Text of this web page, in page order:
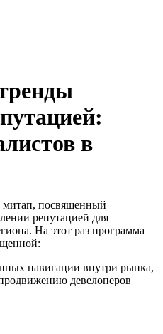
в
посвященный
репутацией для
На этот раз программа
навигации внутри рынка,
девелоперов